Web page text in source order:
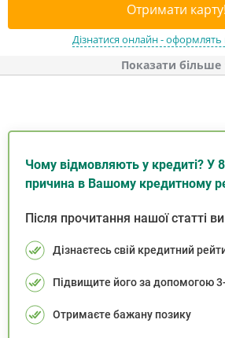
Отримати карту!
Дізнатися онлайн - оформлять
Показати
Чому відмовляють у кредиті? У
причина в Вашому кредитному
Після прочитання нашої статті
Дізнаєтесь свій кредитний
Підвищите його за допомогою
Отримаєте бажану позику